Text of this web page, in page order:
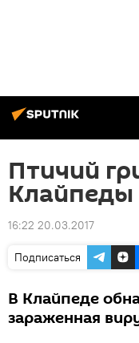
Птичий
Клайпеды
16:22 20.03.2017
Подписаться
В Клайпеде
зараженная